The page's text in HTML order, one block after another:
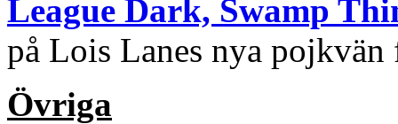
League Dark, Swamp
på Lois Lanes nya
Övriga